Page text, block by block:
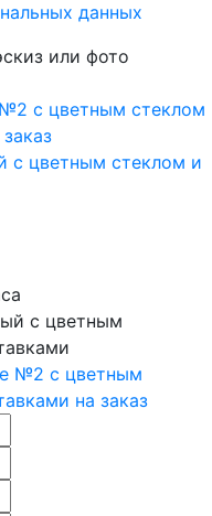
данных
или фото
с цветным стеклом и
с цветным